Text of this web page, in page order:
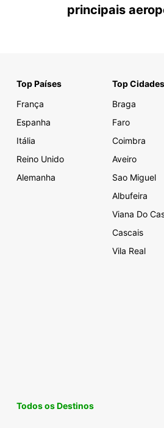
principais
Top Países
França
Espanha
Itália
Reino Unido
Alemanha
Top Cidades
Braga
Faro
Coimbra
Aveiro
Sao Miguel
Albufeira
Viana Do
Cascais
Vila Real
Todos os Destinos